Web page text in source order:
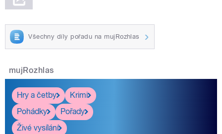
Všechny díly pořadu na mujRozhlas
mujRozhlas
Hry a četby
Krimi
Pohádky
Pořady
Živé vysílání